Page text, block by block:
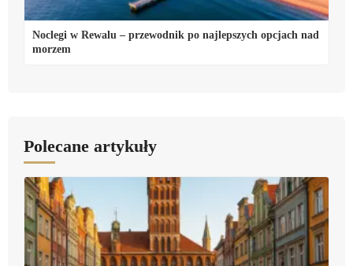
Noclegi w Rewalu – przewodnik po najlepszych opcjach nad
morzem
Polecane artykuły